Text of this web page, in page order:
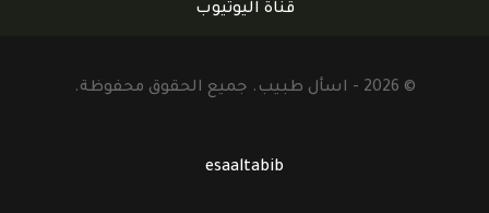
قناة اليوتيوب
© 2026 - اسأل طبيب. جميع الحقوق محفوظة.
esaaltabib